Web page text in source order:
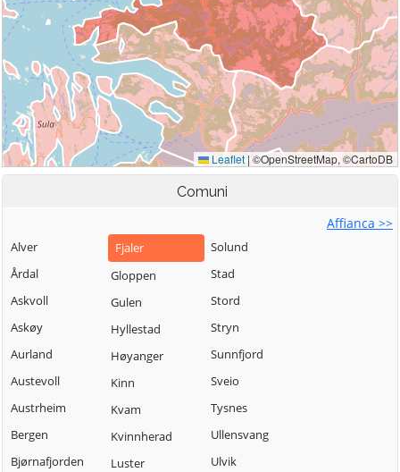
Comuni
Affianca >>
Alver
Årdal
Askvoll
Askøy
Aurland
Austevoll
Austrheim
Bergen
Bjørnafjorden
Fjaler
Gloppen
Gulen
Hyllestad
Høyanger
Kinn
Kvam
Kvinnherad
Luster
Solund
Stad
Stord
Stryn
Sunnfjord
Sveio
Tysnes
Ullensvang
Ulvik